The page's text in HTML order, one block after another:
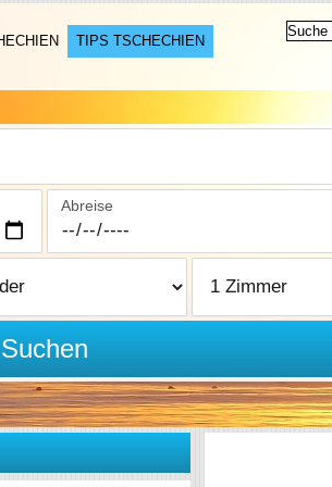
TIPS TSCHECHIEN
Abreise
Suchen